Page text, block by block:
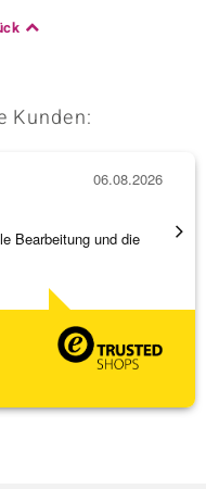
Kunden:
Bearbeitung und die
06.08.2026
Top